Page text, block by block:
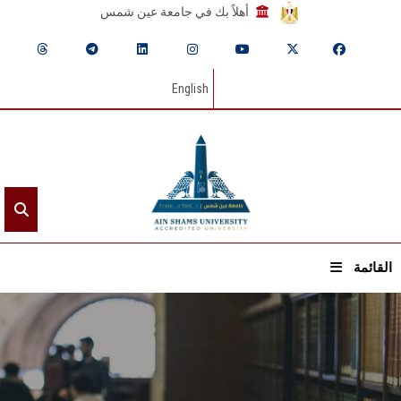
أهلاً بك في جامعة عين شمس
English
القائمة
الرئيسيـة
عن الجامعة